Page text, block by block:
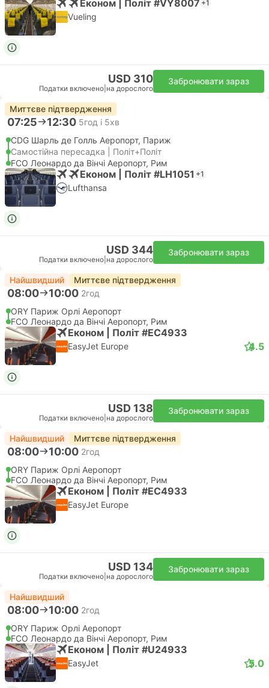
Економ | Політ #VY8007 +1
Vueling
USD 310
Податки включено на дорослого
Забронювати зараз
Миттєве підтвердження
07:25 12:30 5год і 5хв
CDG Шарль де Голль Аеропорт, Париж
Самостійна пересадка | Політ+Політ
FCO Леонардо да Вінчі Аеропорт, Рим
Економ | Політ #LH1051 +1
Lufthansa
USD 344
Податки включено на дорослого
Забронювати зараз
Найшвидший Миттєве підтвердження
08:00 10:00 2год
ORY Париж Орлі Аеропорт
FCO Леонардо да Вінчі Аеропорт, Рим
Економ | Політ #EC4933
EasyJet Europe 4.5
USD 138
Податки включено на дорослого
Забронювати зараз
Найшвидший Миттєве підтвердження
08:00 10:00 2год
ORY Париж Орлі Аеропорт
FCO Леонардо да Вінчі Аеропорт, Рим
Економ | Політ #EC4933
EasyJet Europe
USD 134
Податки включено на дорослого
Забронювати зараз
Найшвидший
08:00 10:00 2год
ORY Париж Орлі Аеропорт
FCO Леонардо да Вінчі Аеропорт, Рим
Економ | Політ #U24933
EasyJet 5.0